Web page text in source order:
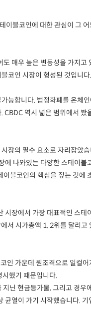
이블코인에 대한 관심이 그
매우 높은 변동성을 가지고
코인 시장이 형성된 것입니다.
능합니다. 법정화폐를 온체
역시 넓은 범위에서 봤
장의 필수 요소로 자리잡았
에 나와있는 다양한 스테이블
블코인의 핵심을 짚는 것에
시장에서 가장 대표적인 스테
서 시가총액 1, 2위를 달리고
인 가운데 원조격으로 일컬
했기 때문입니다.
닌 현금등가물, 그리고 경우
균열이 가기 시작했습니다.